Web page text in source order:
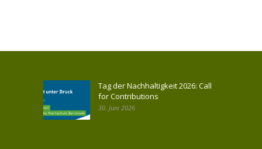
Tag der Nachhaltigkeit 2026: Call
for Contributions
30. Juni 2026